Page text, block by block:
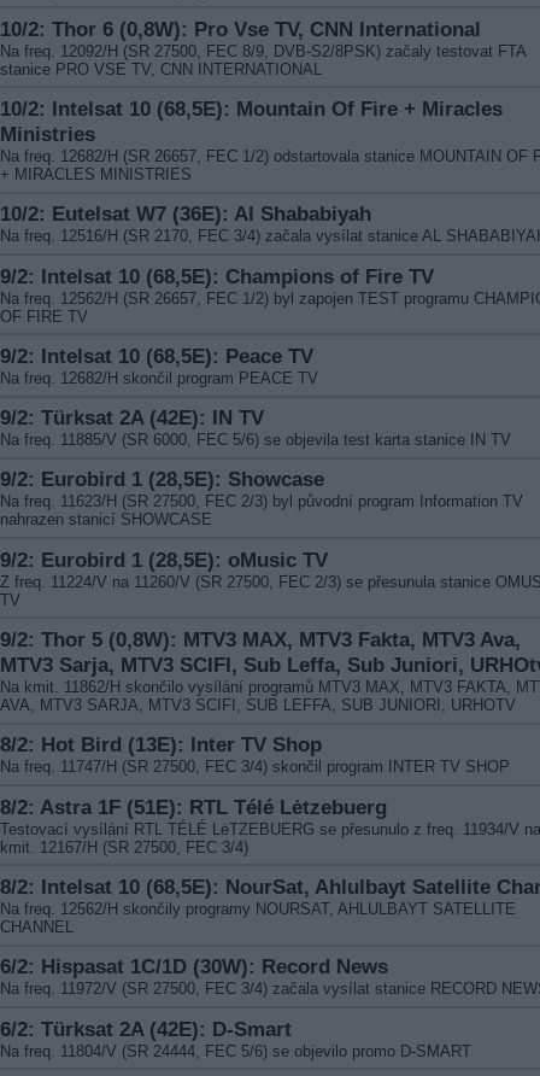
10/2: Thor 6 (0,8W): Pro Vse TV, CNN International
Na freq. 12092/H (SR 27500, FEC 8/9, DVB-S2/8PSK) začaly testovat FTA
stanice PRO VSE TV, CNN INTERNATIONAL
10/2: Intelsat 10 (68,5E): Mountain Of Fire + Miracles
Ministries
Na freq. 12682/H (SR 26657, FEC 1/2) odstartovala stanice MOUNTAIN OF
+ MIRACLES MINISTRIES
10/2: Eutelsat W7 (36E): Al Shababiyah
Na freq. 12516/H (SR 2170, FEC 3/4) začala vysílat stanice AL
9/2: Intelsat 10 (68,5E): Champions of Fire TV
Na freq. 12562/H (SR 26657, FEC 1/2) byl zapojen TEST programu
OF FIRE TV
9/2: Intelsat 10 (68,5E): Peace TV
Na freq. 12682/H skončil program PEACE TV
9/2: Türksat 2A (42E): IN TV
Na freq. 11885/V (SR 6000, FEC 5/6) se objevila test karta stanice IN TV
9/2: Eurobird 1 (28,5E): Showcase
Na freq. 11623/H (SR 27500, FEC 2/3) byl původní program Information TV
nahrazen stanicí SHOWCASE
9/2: Eurobird 1 (28,5E): oMusic TV
Z freq. 11224/V na 11260/V (SR 27500, FEC 2/3) se přesunula stanice
TV
9/2: Thor 5 (0,8W): MTV3 MAX, MTV3 Fakta, MTV3 Ava,
MTV3 Sarja, MTV3 SCIFI, Sub Leffa, Sub Juniori,
Na kmit. 11862/H skončilo vysílání programů MTV3 MAX, MTV3 FAKTA,
AVA, MTV3 SARJA, MTV3 SCIFI, SUB LEFFA, SUB JUNIORI, URHOTV
8/2: Hot Bird (13E): Inter TV Shop
Na freq. 11747/H (SR 27500, FEC 3/4) skončil program INTER TV SHOP
8/2: Astra 1F (51E): RTL Télé Lėtzebuerg
Testovací vysílání RTL TÉLÉ LėTZEBUERG se přesunulo z freq. 11934/V na
kmit. 12167/H (SR 27500, FEC 3/4)
8/2: Intelsat 10 (68,5E): NourSat, Ahlulbayt Satellite
Na freq. 12562/H skončily programy NOURSAT, AHLULBAYT SATELLITE
CHANNEL
6/2: Hispasat 1C/1D (30W): Record News
Na freq. 11972/V (SR 27500, FEC 3/4) začala vysílat stanice RECORD
6/2: Türksat 2A (42E): D-Smart
Na freq. 11804/V (SR 24444, FEC 5/6) se objevilo promo D-SMART